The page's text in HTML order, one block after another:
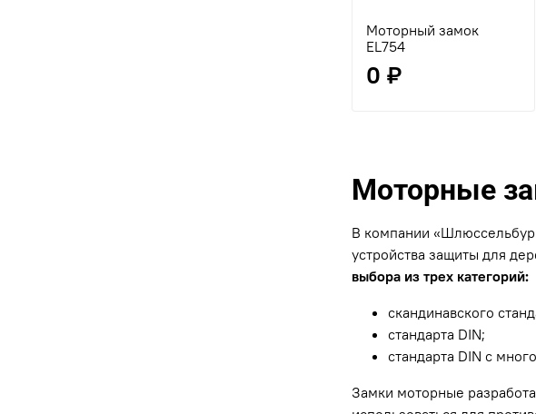
Моторный замок
EL754
0 ₽
Моторные
В компании
устройства защиты для
выбора из трех категорий:
скандинавского
стандарта DIN;
стандарта DIN с
Замки моторные